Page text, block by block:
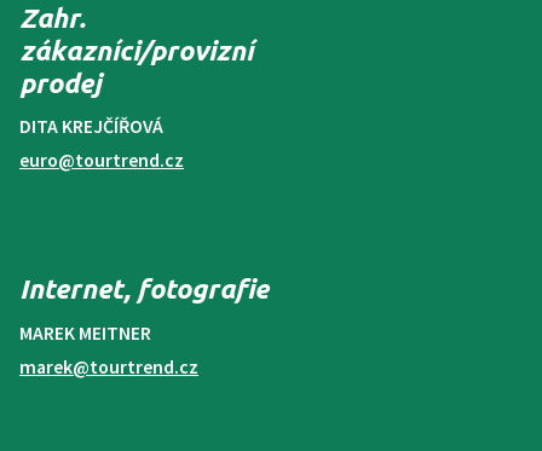
Zahr.
zákazníci/provizní
prodej
DITA KREJČÍŘOVÁ
euro@tourtrend.cz
Internet, fotografie
MAREK MEITNER
marek@tourtrend.cz